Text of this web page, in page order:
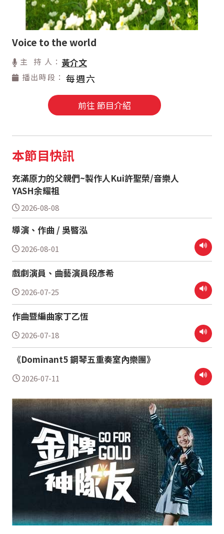
Voice to the world
主 持 人： 黃介文
播出時段： 每週六
前往 節目介紹
本節目快訊
充滿原力的父親們~製作人Kui許聖榮/音樂人
YASH余耀祖
2026-08-08
導演、作曲 / 吳暋泓
2026-08-01
戲劇演員、曲藝演員段彥希
2026-07-25
作曲暨編曲家丁乙恆
2026-07-18
《Dominant5 鋼琴五重奏室內樂團》
2026-07-11